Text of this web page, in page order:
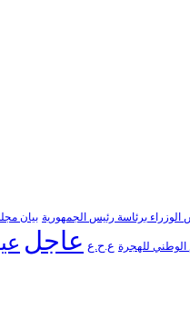
برئاسة رئيس الجمهورية بيان
الوطني للهجرة ع.ح.ع عاجل